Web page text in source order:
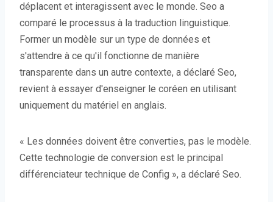
déplacent et interagissent avec le monde. Seo a
comparé le processus à la traduction linguistique.
Former un modèle sur un type de données et
s'attendre à ce qu'il fonctionne de manière
transparente dans un autre contexte, a déclaré Seo,
revient à essayer d'enseigner le coréen en utilisant
uniquement du matériel en anglais.
« Les données doivent être converties, pas le modèle.
Cette technologie de conversion est le principal
différenciateur technique de Config », a déclaré Seo.